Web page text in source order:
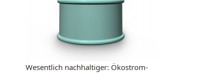
Wesentlich nachhaltiger: Ökostrom-